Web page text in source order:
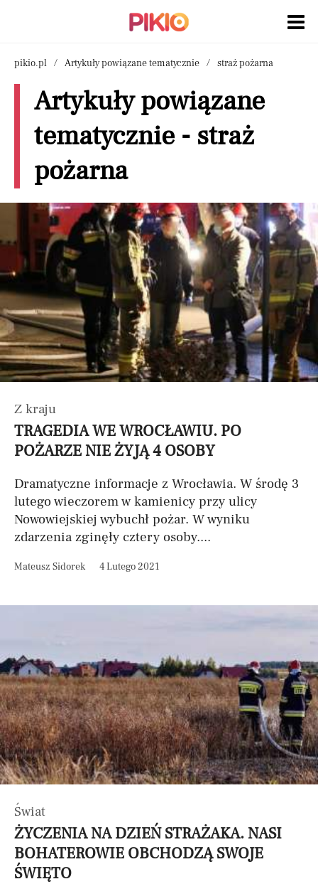
pikio.pl Artykuły powiązane tematycznie straż pożarna
Artykuły powiązane
tematycznie - straż
pożarna
Z kraju
TRAGEDIA WE WROCŁAWIU. PO
POŻARZE NIE ŻYJĄ 4 OSOBY
Dramatyczne informacje z Wrocławia. W środę 3
lutego wieczorem w kamienicy przy ulicy
Nowowiejskiej wybuchł pożar. W wyniku
zdarzenia zginęły cztery osoby....
Mateusz Sidorek 4 Lutego 2021
Świat
ŻYCZENIA NA DZIEŃ STRAŻAKA. NASI
BOHATEROWIE OBCHODZĄ SWOJE
ŚWIĘTO